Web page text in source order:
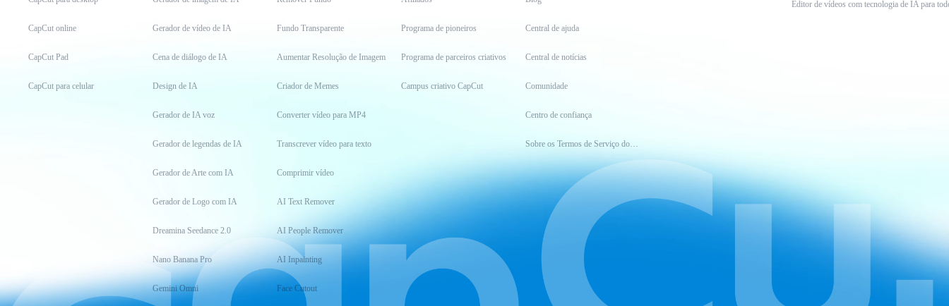
CapCut online
CapCut Pad
CapCut para celular
Gerador de vídeo de IA
Cena de diálogo de IA
Design de IA
Gerador de IA voz
Gerador de legendas de IA
Gerador de Arte com IA
Gerador de Logo com IA
Dreamina Seedance 2.0
Nano Banana Pro
Gemini Omni
Fundo Transparente
Aumentar Resolução de Imagem
Criador de Memes
Converter vídeo para MP4
Transcrever vídeo para texto
Comprimir vídeo
AI Text Remover
AI People Remover
AI Inpainting
Face Cutout
Programa de pioneiros
Programa de parceiros criativos
Campus criativo CapCut
Central de ajuda
Central de notícias
Comunidade
Centro de confiança
Sobre os Termos de Serviço do CapCut
Editor de vídeos com tecnologia de IA para